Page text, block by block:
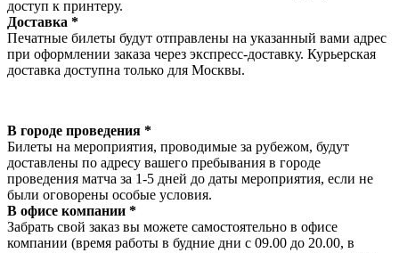
доступ к принтеру.
Доставка *
Печатные билеты будут отправлены на указанный вами адрес
при оформлении заказа через экспресс-доставку. Курьерская
доставка доступна только для Москвы.
В городе проведения *
Билеты на мероприятия, проводимые за рубежом, будут
доставлены по адресу вашего пребывания в городе
проведения матча за 1-5 дней до даты мероприятия, если не
были оговорены особые условия.
В офисе компании *
Забрать свой заказ вы можете самостоятельно в офисе
компании (время работы в будние дни с 09.00 до 20.00, в